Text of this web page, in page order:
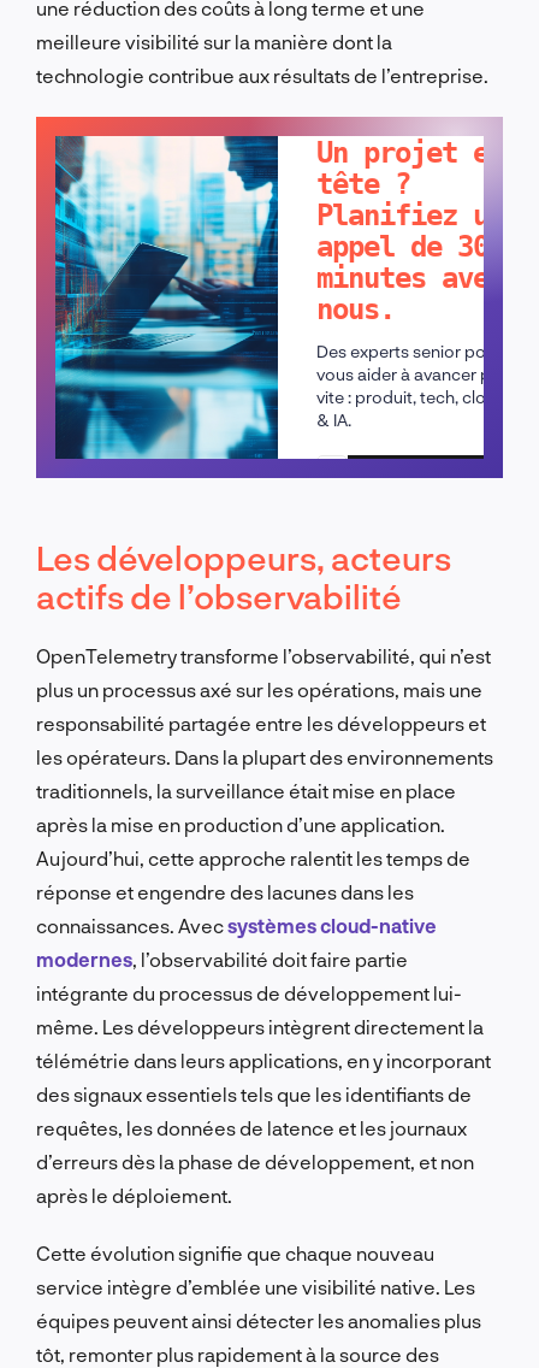
une réduction des coûts à long terme et une
meilleure visibilité sur la manière dont la
technologie contribue aux résultats de l’entreprise.
Un projet en
tête ?
Planifiez un
appel de 30
minutes avec
nous.
Des experts senior pour
vous aider à avancer plus
vite : produit, tech, cloud
& IA.
Planifier un appel
Les développeurs, acteurs
actifs de l’observabilité
OpenTelemetry transforme l’observabilité, qui n’est
plus un processus axé sur les opérations, mais une
responsabilité partagée entre les développeurs et
les opérateurs. Dans la plupart des environnements
traditionnels, la surveillance était mise en place
après la mise en production d’une application.
Aujourd’hui, cette approche ralentit les temps de
réponse et engendre des lacunes dans les
connaissances. Avecsystèmes cloud-native
modernes , l’observabilité doit faire partie
intégrante du processus de développement lui-
même. Les développeurs intègrent directement la
télémétrie dans leurs applications, en y incorporant
des signaux essentiels tels que les identifiants de
requêtes, les données de latence et les journaux
d’erreurs dès la phase de développement, et non
après le déploiement.
Cette évolution signifie que chaque nouveau
service intègre d’emblée une visibilité native. Les
équipes peuvent ainsi détecter les anomalies plus
tôt, remonter plus rapidement à la source des